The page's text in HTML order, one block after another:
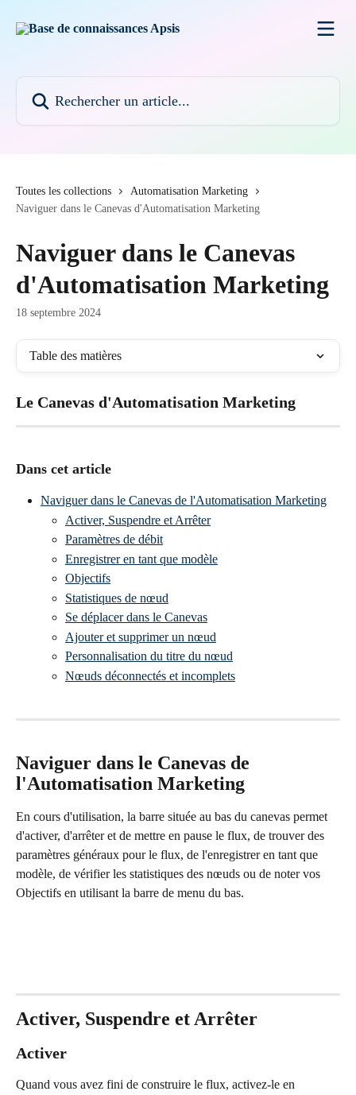
Toutes les collections
Automatisation Marketing
Naviguer dans le Canevas d'Automatisation Marketing
Naviguer dans le Canevas
d'Automatisation Marketing
18 septembre 2024
Table des matières
Le Canevas d'Automatisation Marketing
Dans cet article
Naviguer dans le Canevas de l'Automatisation Marketing
Activer, Suspendre et Arrêter
Paramètres de débit
Enregistrer en tant que modèle
Objectifs
Statistiques de nœud
Se déplacer dans le Canevas
Ajouter et supprimer un nœud
Personnalisation du titre du nœud
Nœuds déconnectés et incomplets
Naviguer dans le Canevas de
l'Automatisation Marketing
En cours d'utilisation, la barre située au bas du canevas permet
d'activer, d'arrêter et de mettre en pause le flux, de trouver des
paramètres généraux pour le flux, de l'enregistrer en tant que
modèle, de vérifier les statistiques des nœuds ou de noter vos
Objectifs en utilisant la barre de menu du bas.
Activer, Suspendre et Arrêter
Activer
Quand vous avez fini de construire le flux, activez-le en